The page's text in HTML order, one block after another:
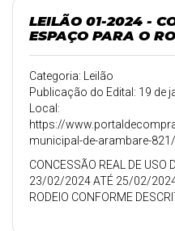
LEILÃO 01-2024 -
ESPAÇO PARA O
Categoria: Leilão
Publicação do Edital: 19 de
Local:
https://
municipal-de-arambare-
CONCESSÃO REAL DE USO
23/02/2024 ATÉ 25/02/2024
RODEIO CONFORME